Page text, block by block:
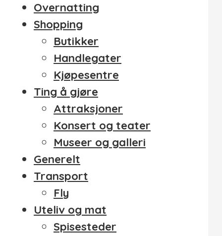
Overnatting
Shopping
Butikker
Handlegater
Kjøpesentre
Ting å gjøre
Attraksjoner
Konsert og teater
Museer og galleri
Generelt
Transport
Fly
Uteliv og mat
Spisesteder